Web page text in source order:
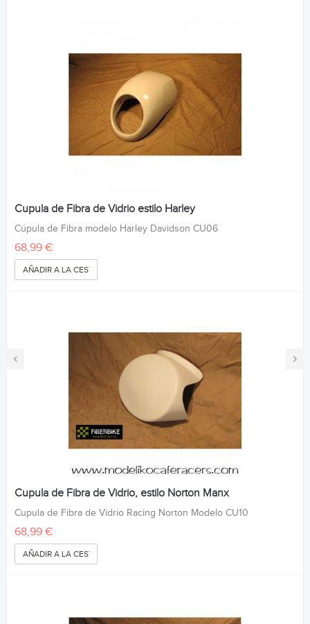
‹ ›
Cupula de Fibra de Vidrio estilo Harley
Cúpula de Fibra modelo Harley Davidson CU06
68,99 €
AÑADIR A LA CESTA
Cupula de Fibra de Vidrio, estilo Norton Manx
Cupula de Fibra de Vidrio Racing Norton Modelo CU10
68,99 €
AÑADIR A LA CESTA